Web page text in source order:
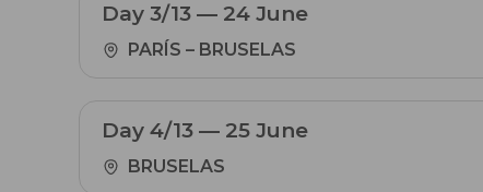
Day 3/13 — 24 June
PARÍS – BRUSELAS
Day 4/13 — 25 June
BRUSELAS